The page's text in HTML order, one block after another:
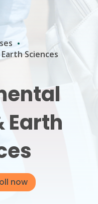
Sciences
Earth
now